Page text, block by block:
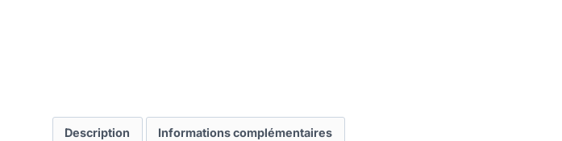
Description Informations complémentaires